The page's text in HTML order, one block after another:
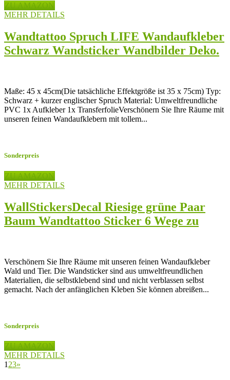
ZU AMAZON
MEHR DETAILS
Wandtattoo Spruch LIFE Wandaufkleber
Schwarz Wandsticker Wandbilder Deko.
Maße: 45 x 45cm(Die tatsächliche Effektgröße ist 35 x 75cm) Typ:
Schwarz + kurzer englischer Spruch Material: Umweltfreundliche
PVC 1x Aufkleber 1x TransferfolieVerschönern Sie Ihre Räume mit
unseren feinen Wandaufklebern mit tollem...
Sonderpreis
ZU AMAZON
MEHR DETAILS
WallStickersDecal Riesige grüne Paar
Baum Wandtattoo Sticker 6 Wege zu
Verschönern Sie Ihre Räume mit unseren feinen Wandaufkleber
Wald und Tier. Die Wandsticker sind aus umweltfreundlichen
Materialien, die selbstklebend sind und nicht verblassen selbst
gemacht. Nach der anfänglichen Kleben Sie können abreißen...
Sonderpreis
ZU AMAZON
MEHR DETAILS
123»